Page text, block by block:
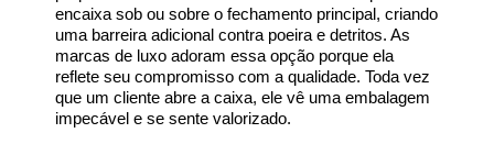
encaixa sob ou sobre o fechamento principal, criando
uma barreira adicional contra poeira e detritos. As
marcas de luxo adoram essa opção porque ela
reflete seu compromisso com a qualidade. Toda vez
que um cliente abre a caixa, ele vê uma embalagem
impecável e se sente valorizado.